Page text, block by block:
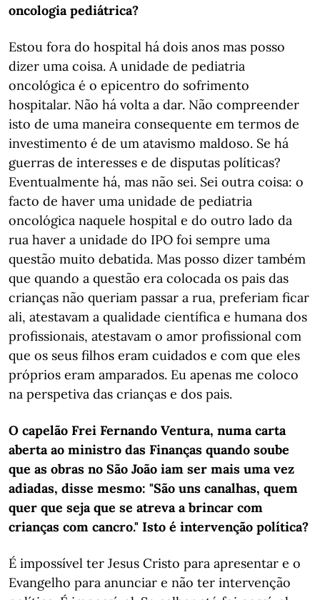
oncologia pediátrica?
Estou fora do hospital há dois anos mas posso
dizer uma coisa. A unidade de pediatria
oncológica é o epicentro do sofrimento
hospitalar. Não há volta a dar. Não compreender
isto de uma maneira consequente em termos de
investimento é de um atavismo maldoso. Se há
guerras de interesses e de disputas políticas?
Eventualmente há, mas não sei. Sei outra coisa: o
facto de haver uma unidade de pediatria
oncológica naquele hospital e do outro lado da
rua haver a unidade do IPO foi sempre uma
questão muito debatida. Mas posso dizer também
que quando a questão era colocada os pais das
crianças não queriam passar a rua, preferiam ficar
ali, atestavam a qualidade científica e humana dos
profissionais, atestavam o amor profissional com
que os seus filhos eram cuidados e com que eles
próprios eram amparados. Eu apenas me coloco
na perspetiva das crianças e dos pais.
O capelão Frei Fernando Ventura, numa carta
aberta ao ministro das Finanças quando soube
que as obras no São João iam ser mais uma vez
adiadas, disse mesmo: "São uns canalhas, quem
quer que seja que se atreva a brincar com
crianças com cancro." Isto é intervenção política?
É impossível ter Jesus Cristo para apresentar e o
Evangelho para anunciar e não ter intervenção